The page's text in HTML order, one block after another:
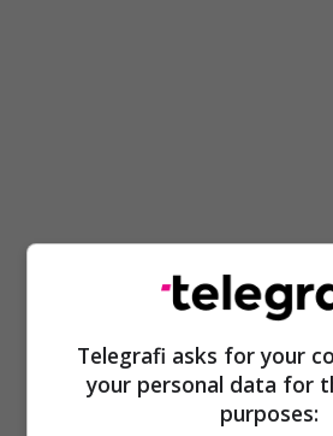
Telegrafi asks for your
your personal data for
purposes: